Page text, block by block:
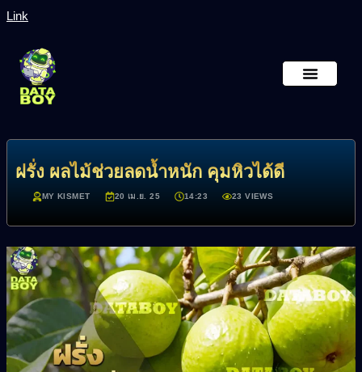
Link
ฝรั่ง ผลไม้ช่วยลดน้ำหนัก คุมหิวได้ดี
MY KISMET 20 เม.ย. 25 14:23 23 VIEWS